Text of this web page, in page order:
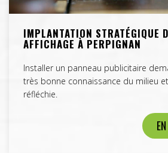
IMPLANTATION STRATÉGIQUE
AFFICHAGE À PERPIGNAN
Installer un panneau publicitaire
très bonne connaissance du milieu
réfléchie.